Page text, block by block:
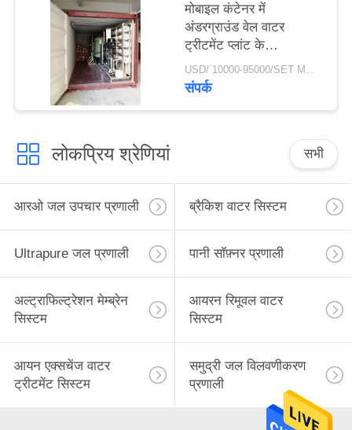
मोबाइल कंटेनर में
अंडरग्राउंड वेल वाटर
ट्रीटमेंट प्लांट के
50000जीपीडी औद्योगिक
कृषि रिवर्स ऑस्मोसिस आरओ
USD/`10000-95000/SET MOQ:1 सेट
संपर्क
लोकप्रिय श्रेणियां सभी
आरओ जल उपचार प्रणाली ब्रैकिश वाटर सिस्टम
Ultrapure जल प्रणाली पानी सॉफ़्नर प्रणाली
अल्ट्राफिल्ट्रेशन मेम्ब्रेन
सिस्टम
आयरन रिमूवल वाटर
सिस्टम
आयन एक्सचेंज वाटर
ट्रीटमेंट सिस्टम
समुद्री जल विलवणीकरण
प्रणाली